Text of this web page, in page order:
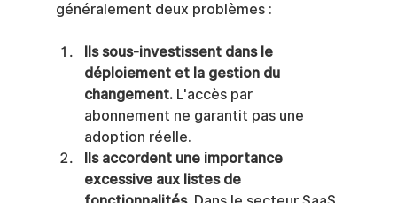
généralement deux problèmes :
Ils sous-investissent dans le
déploiement et la gestion du
changement. L'accès par
abonnement ne garantit pas une
adoption réelle.
Ils accordent une importance
excessive aux listes de